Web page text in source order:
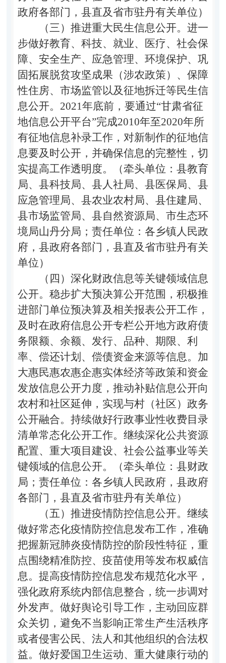
政府各部门， 县直及省市驻丹有关单位 ）
（三）推进重大民生信息公开。 进一
步做好教育、科技、就业、医疗、社会保
障、安全生产、应急管理、环境保护、巩
固拓展脱贫攻坚成果（涉农政策）、保障
性住房、市场监管以及征地拆迁等民生信
息公开。 2021年底前，要通过“甘肃省征
地信息公开平台”完成2010年至2020年所
有征地信息补录工作，对新制作的征地信
息要及时公开，并确保信息的完整性，切
实提高工作透明度。（牵头单位：县教育
局、县科技局、县人社局、县医保局、县
应急管理局、县农业农村局、县住建局、
县市场监管局、县自然资源局、市生态环
境局山丹分局；责任单位：各乡镇人民政
府，县政府各部门， 县直及省市驻丹有关
单位 ）
（四）深化财政信息等关键领域信息
公开。 稳步扩大预决算公开范围，积极推
进部门单位预决算及相关报表公开工作，
及时在政府信息公开专栏公开地方政府债
务限额、余额、发行、品种、期限、利
率、偿还计划、偿债资金来源等信息。加
大惠民惠农惠企惠实体经济等政策和资金
发放信息公开力度，推动补贴信息公开向
农村和社区延伸，实现与村（社区）政务
公开融合。持续做好行政事业性收费目录
清单常态化公开工作。继续深化公共资源
配置、重大项目建设、社会公益事业等关
键领域的信息公开。（牵头单位：县财政
局；责任单位： 各乡镇人民政府，县政府
各部门，县直及省市驻丹有关单位 ）
（五）推进疫情防控信息公开。 继续
做好常态化疫情防控信息发布工作，准确
把握新冠肺炎疫情防控的阶段性特征，重
点围绕精准防控、疫苗使用等发布权威信
息。提高疫情防控信息发布规范化水平，
强化政府系统内部信息整合，统一步调对
外发声。做好舆论引导工作，主动回应群
众关切，避免不当影响正常生产生活秩序
或者侵害公民、法人和其他组织的合法权
益。做好爱国卫生运动、重大健康行动的